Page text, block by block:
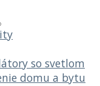
so svetlom
domu a bytu